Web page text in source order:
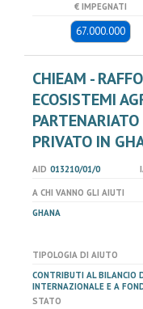
€ IMPEGNATI
67.000.000
CHIEAM -
ECOSISTEMI
PRIVATO IN
AID 013210/01/0
A CHI VANNO GLI AIUTI
GHANA
TIPOLOGIA DI AIUTO
CONTRIBUTI AL BILANCIO
INTERNAZIONALE E A
STATO